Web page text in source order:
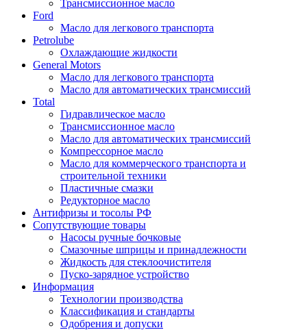
Трансмиссионное масло
Ford
Масло для легкового транспорта
Petrolube
Охлаждающие жидкости
General Motors
Масло для легкового транспорта
Масло для автоматических трансмиссий
Total
Гидравлическое масло
Трансмиссионное масло
Масло для автоматических трансмиссий
Компрессорное масло
Масло для коммерческого транспорта и
строительной техники
Пластичные смазки
Редукторное масло
Антифризы и тосолы РФ
Сопутствующие товары
Насосы ручные бочковые
Смазочные шприцы и принадлежности
Жидкость для стеклоочистителя
Пуско-зарядное устройство
Информация
Технологии производства
Классификация и стандарты
Одобрения и допуски